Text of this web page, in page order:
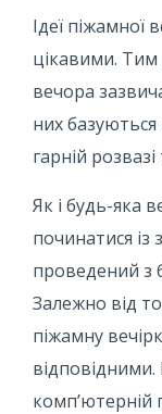
Ідеї ​​піжамної
цікавими. Тим
вечора
них
гарній розвазі
Як і будь-яка
починатися
проведений з
Залежно від
піжамну
комп’ютерній